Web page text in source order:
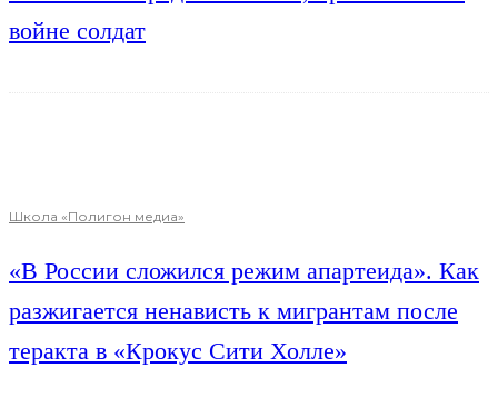
войне солдат
Школа «Полигон медиа»
«В России сложился режим апартеида». Как
разжигается ненависть к мигрантам после
теракта в «Крокус Сити Холле»